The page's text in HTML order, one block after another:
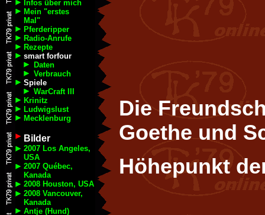
Infos über mich
Mein "erstes
Mal"
Pferderipper
Radio-Anrufe
Rezepte
smart forfour
Daten
Verbrauch
Spiele
WarCraft III
Krinitz
Ludwigslust
Mecklenburg
Bilder
2007 Los Angeles,
USA
2007 Québec,
Kanada
2008 Houston, USA
2008 Vancouver,
Kanada
Antje (Hund)
Die
Goethe und
Höhepunkt